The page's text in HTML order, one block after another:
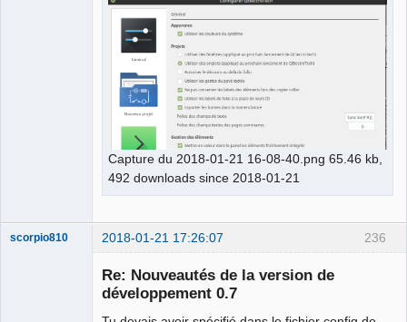
Capture du 2018-01-21 16-08-40.png 65.46 kb,
492 downloads since 2018-01-21
236
scorpio810 2018-01-21 17:26:07
Re: Nouveautés de la version de
développement 0.7